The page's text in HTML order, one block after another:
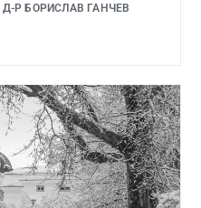
Р БОРИСЛАВ ГАНЧЕВ